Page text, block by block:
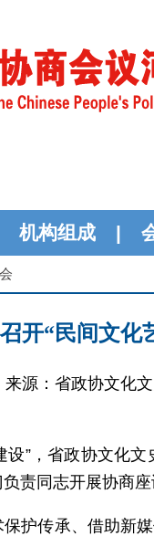
机构组成 |
开“民间文化
来源：省政协文化
，省政协文化文
责同志开展协商座
传承、借助新媒